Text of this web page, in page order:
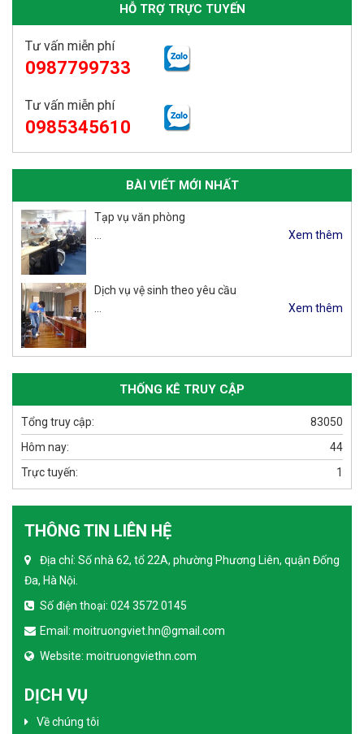
HỖ TRỢ TRỰC TUYẾN
Tư vấn miễn phí
0987799733
Tư vấn miễn phí
0985345610
BÀI VIẾT MỚI NHẤT
Tạp vụ văn phòng
Xem thêm
Dịch vụ vệ sinh theo yêu cầu
Xem thêm
THỐNG KÊ TRUY CẬP
83050
Tổng truy cập:
44
Hôm nay:
1
Trực tuyến:
THÔNG TIN LIÊN HỆ
Địa chỉ: Số nhà 62, tổ 22A, phường Phương Liên, quận Đống
Đa, Hà Nội.
Số điện thoại: 024 3572 0145
Email: moitruongviet.hn@gmail.com
Website: moitruongviethn.com
DỊCH VỤ
Về chúng tôi